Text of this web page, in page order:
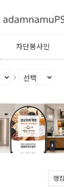
차단봉사인
랭